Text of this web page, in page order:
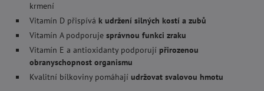
krmení
Vitamín D přispívá k udržení silných kostí a zubů
Vitamín A podporuje správnou funkci zraku
Vitamín E a antioxidanty podporují přirozenou
obranyschopnost organismu
Kvalitní bílkoviny pomáhají udržovat svalovou hmotu